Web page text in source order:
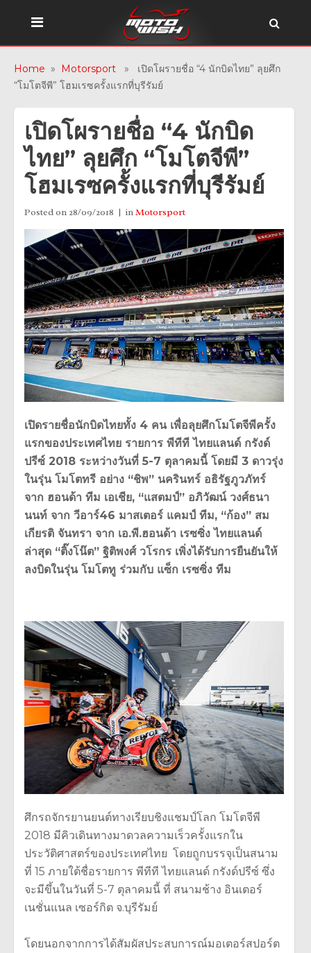
Home » Motorsport » เปิดโผรายชื่อ “4 นักบิดไทย” ลุยศึก
“โมโตจีพี” โฮมเรซครั้งแรกที่บุรีรัมย์
เปิดโผรายชื่อ “4 นักบิด
ไทย” ลุยศึก “โมโตจีพี”
โฮมเรซครั้งแรกที่บุรีรัมย์
Posted on 28/09/2018 inMotorsport
เปิดรายชื่อนักบิดไทยทั้ง 4 คน เพื่อลุยศึกโมโตจีพีครั้ง
แรกของประเทศไทย รายการ พีทีที ไทยแลนด์ กรังด์
ปรีซ์ 2018 ระหว่างวันที่ 5-7 ตุลาคมนี้ โดยมี 3 ดาวรุ่ง
ในรุ่น โมโตทรี อย่าง “ชิพ” นครินทร์ อธิรัฐภูวภัทร์
จาก ฮอนด้า ทีม เอเชีย, “แสตมป์” อภิวัฒน์ วงศ์ธนา
นนท์ จาก วีอาร์46 มาสเตอร์ แคมป์ ทีม, “ก้อง” สม
เกียรติ จันทรา จาก เอ.พี.ฮอนด้า เรซซิ่ง ไทยแลนด์
ล่าสุด “ติ๊งโน๊ต” ฐิติพงศ์ วโรกร เพิ่งได้รับการยืนยันให้
ลงบิดในรุ่น โมโตทู ร่วมกับ แซ็ก เรซซิ่ง ทีม
ศึกรถจักรยานยนต์ทางเรียบชิงแชมป์โลก โมโตจีพี
2018 มีคิวเดินทางมาดวลความเร็วครั้งแรกใน
ประวัติศาสตร์ของประเทศไทย โดยถูกบรรจุเป็นสนาม
ที่ 15 ภายใต้ชื่อรายการ พีทีที ไทยแลนด์ กรังด์ปรีซ์ ซึ่ง
จะมีขึ้นในวันที่ 5-7 ตุลาคมนี้ ที่ สนามช้าง อินเตอร์
เนชั่นแนล เซอร์กิต จ.บุรีรัมย์
โดยนอกจากการได้สัมผัสประสบการณ์มอเตอร์สปอร์ต